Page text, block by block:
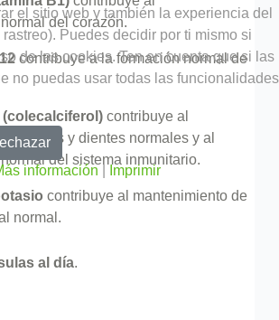
del corazón.
contribuye a la formación normal de
contribuye al
huesos y dientes normales y al
del sistema inmunitario.
contribuye al mantenimiento de
normal.
al día.
el sitio web y también la experiencia del
Puedes decidir por ti mismo si
de las cookies. Ten en cuenta que si las
no puedas usar todas las funcionalidades
información
Imprimir